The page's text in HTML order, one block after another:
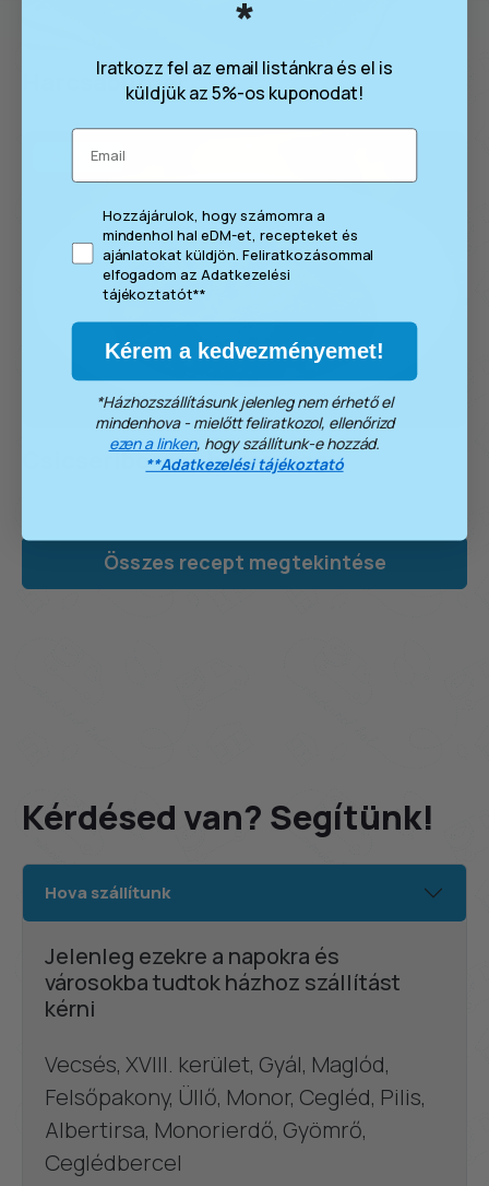
Harcsaburger
4 főre
Csicseriborsós harcsaragu
Összes recept megtekintése
Kérdésed van? Segítünk!
Hova szállítunk
Jelenleg ezekre a napokra és
városokba tudtok házhoz szállítást
kérni
Vecsés, XVIII. kerület, Gyál, Maglód,
Felsőpakony, Üllő, Monor, Cegléd, Pilis,
Albertirsa, Monorierdő, Gyömrő,
Ceglédbercel
*
​Iratkozz fel az email listánkra és el is
küldjük az 5%-os kuponodat!
Email
consent
Hozzájárulok, hogy számomra a
mindenhol hal eDM-et, recepteket és
ajánlatokat küldjön. Feliratkozásommal
elfogadom az Adatkezelési
tájékoztatót**
Kérem a kedvezményemet!
*Házhozszállításunk jelenleg nem érhető el
mindenhova - mielőtt feliratkozol, ellenőrizd
ezen a linken, hogy szállítunk-e hozzád.
**Adatkezelési tájékoztató